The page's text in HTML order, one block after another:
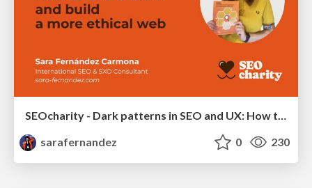
SEOcharity - Dark patterns in SEO and UX: How to avoid them and build a more ethical web
sarafernandez
0 230